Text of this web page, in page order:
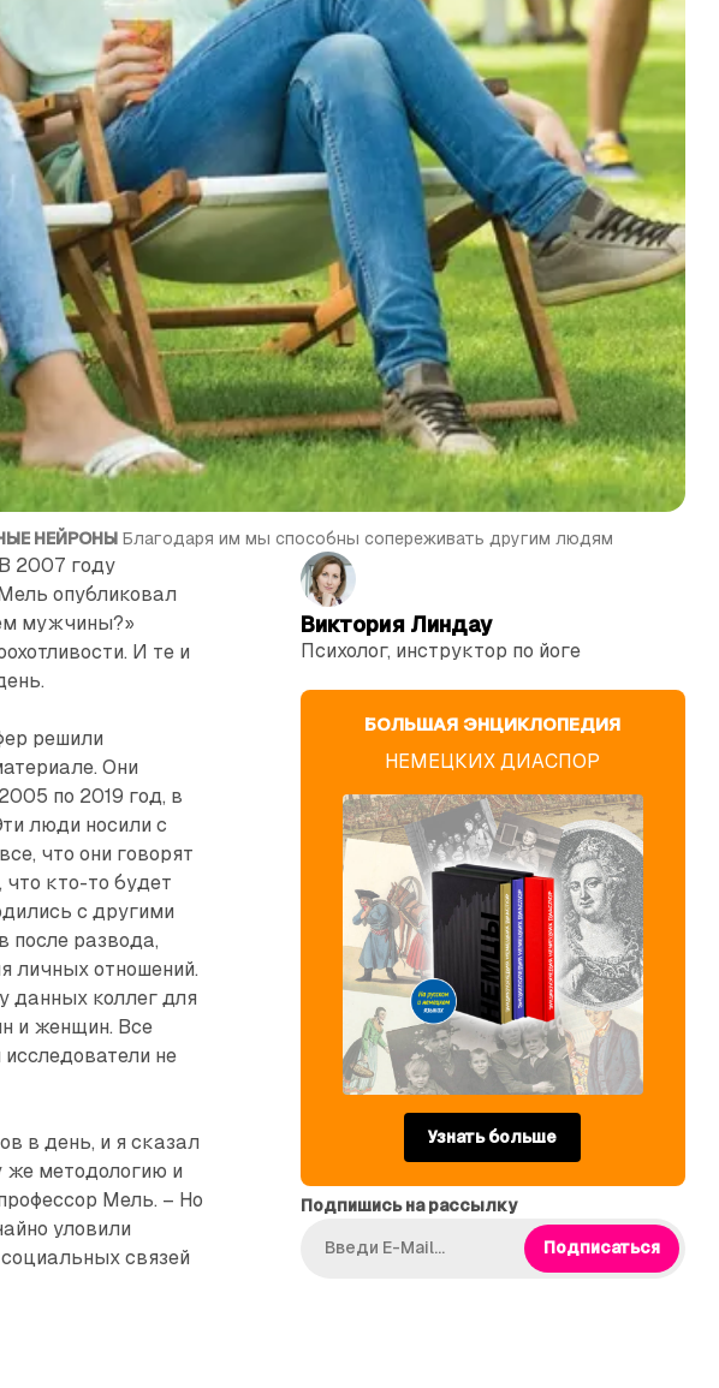
НЕЙРОНЫ Благодаря им мы способны сопереживать другим людям
2007 году
опубликовал
мужчины?»
И те и
решили
Они
по 2019 год, в
люди носили с
что они говорят
кто-то будет
с другими
после развода,
личных отношений.
данных коллег для
и женщин. Все
не
в день, и я сказал
же методологию и
Мель. – Но
уловили
связей
Виктория Линдау
Психолог, инструктор по йоге
БОЛЬШАЯ ЭНЦИКЛОПЕДИЯ
НЕМЕЦКИХ ДИАСПОР
Узнать больше
Подпишись на рассылку
Подписаться